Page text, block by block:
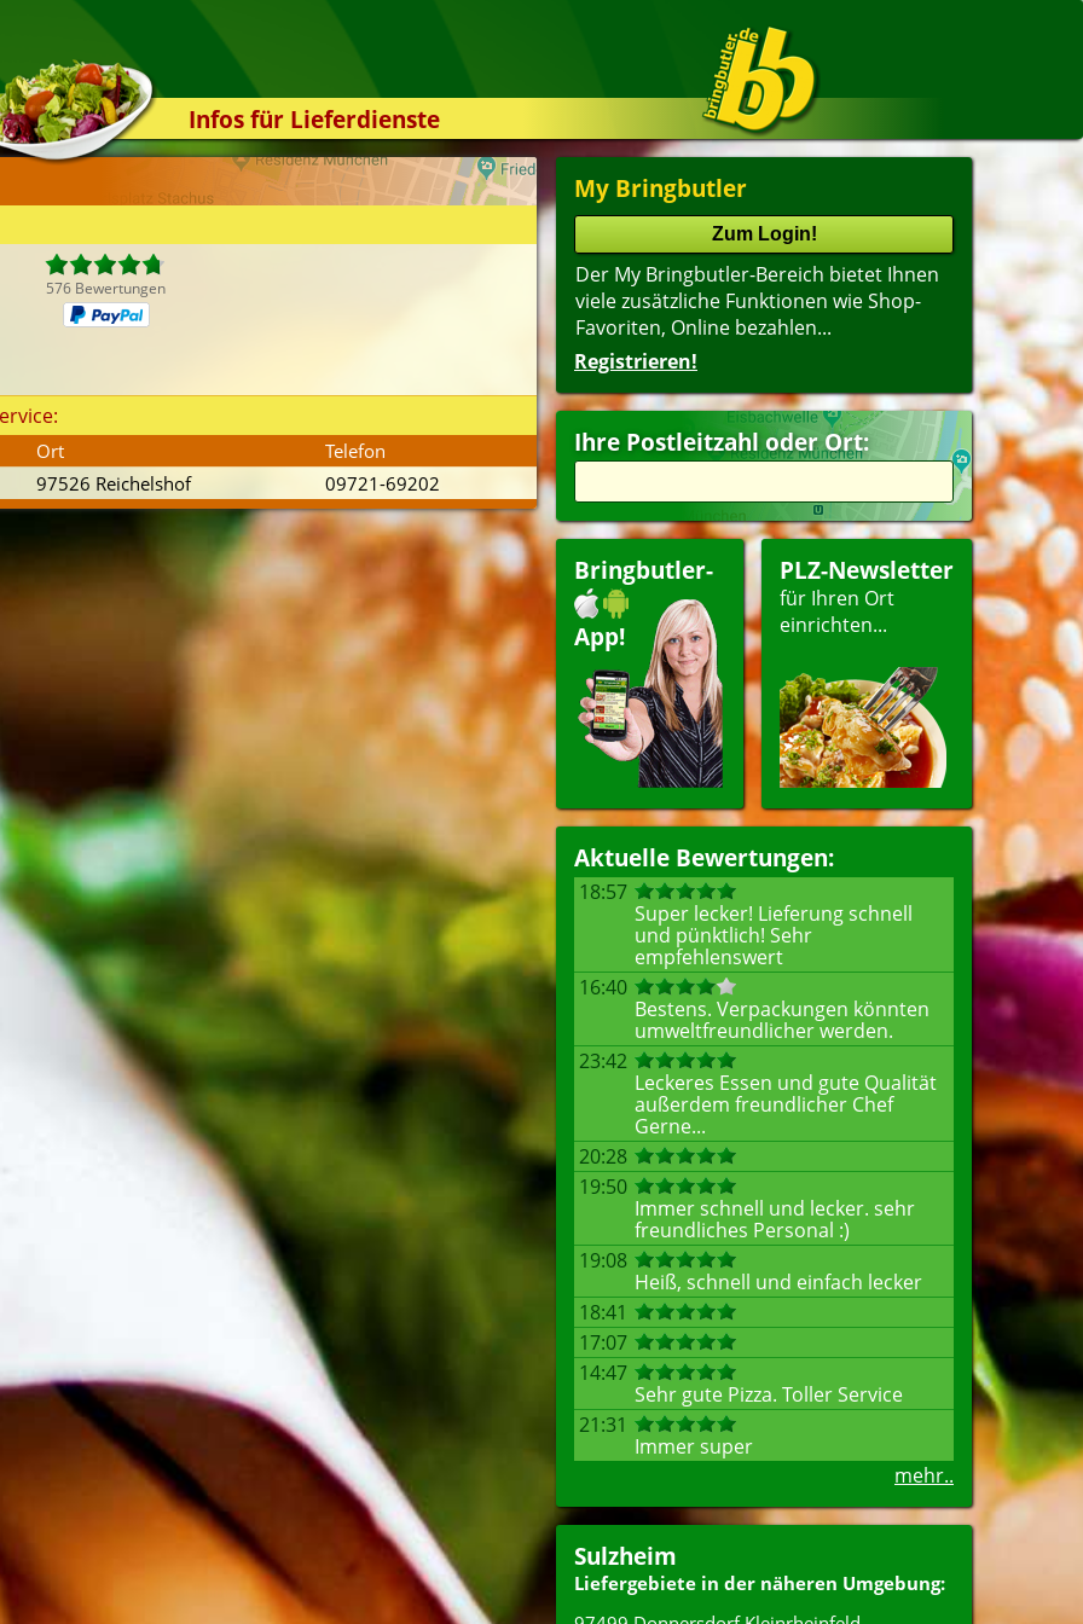
Infos für Lieferdienste
Kassensystem
Zuverlässigkeit
Kontakt
My Bringbutler
Der My Bringbutler-Bereich bietet Ihnen
viele zusätzliche Funktionen wie Shop-
Favoriten, Online bezahlen...
Registrieren!
Ihre Postleitzahl oder Ort:
Bringbutler-
App!
PLZ-Newsletter
für Ihren Ort
einrichten...
Aktuelle Bewertungen:
18:57
Super lecker! Lieferung schnell
und pünktlich! Sehr
empfehlenswert
16:40
Bestens. Verpackungen könnten
umweltfreundlicher werden.
23:42
Leckeres Essen und gute Qualität
außerdem freundlicher Chef
Gerne...
20:28
19:50
Immer schnell und lecker. sehr
freundliches Personal :)
19:08
Heiß, schnell und einfach lecker
18:41
17:07
14:47
Sehr gute Pizza. Toller Service
21:31
Immer super
mehr..
Sulzheim
Liefergebiete in der näheren Umgebung:
576 Bewertungen
Ort
Telefon
97526 Reichelshof 09721-69202